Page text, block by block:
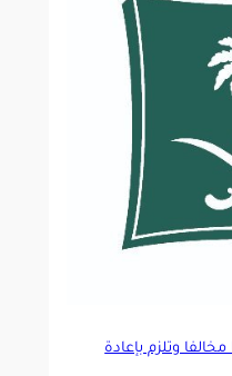
وتلزم بإعادة